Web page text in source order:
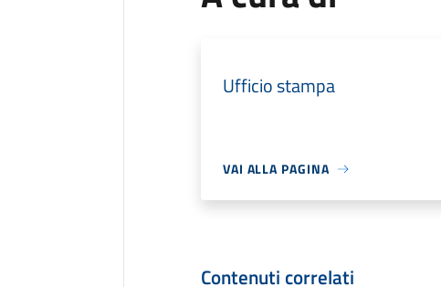
Ufficio stampa
VAI ALLA PAGINA
Contenuti correlati